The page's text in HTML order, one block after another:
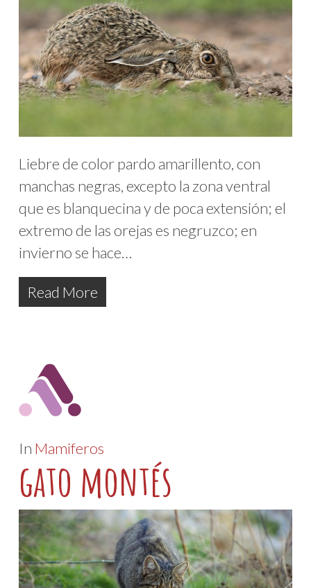
Liebre de color pardo amarillento, con
manchas negras, excepto la zona ventral
que es blanquecina y de poca extensión; el
extremo de las orejas es negruzco; en
invierno se hace…
Read More
In Mamiferos
gato montés